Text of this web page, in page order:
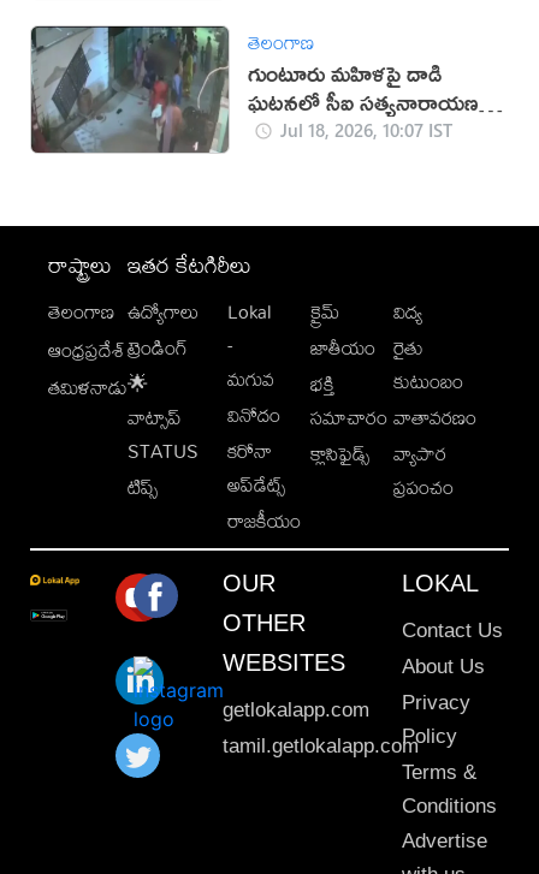
తెలంగాణ
గుంటూరు మహిళపై దాడి
ఘటనలో సీఐ సత్యనారాయణపై
చర్యలుJul 18, 2026, 10:07 IST
రాష్ట్రాలు
తెలంగాణ
ఆంధ్రప్రదేశ్
తమిళనాడు
ఇతర కేటగిరీలు
ఉద్యోగాలు
ట్రెండింగ్
🌟
వాట్సాప్
STATUS
టిప్స్
Lokal
-
మగువ
వినోదం
కరోనా
అప్‌డేట్స్
రాజకీయం
క్రైమ్
జాతీయం
భక్తి
సమాచారం
క్లాసిఫైడ్స్
విద్య
రైతు
కుటుంబం
వాతావరణం
వ్యాపార
ప్రపంచం
OUR
OTHER
WEBSITES
getlokalapp.com
tamil.getlokalapp.com
LOKAL
Contact Us
About Us
Privacy
Policy
Terms &
Conditions
Advertise